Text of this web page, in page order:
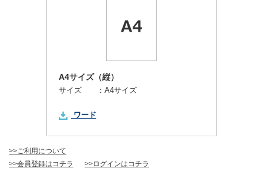
A4サイズ（縦）
サイズ ： A4サイズ
ワード
>>ご利用について
>>会員登録はコチラ
>>ログインはコチラ